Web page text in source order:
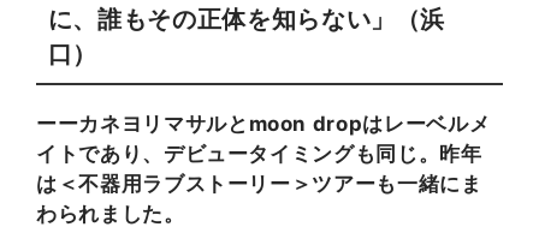
に、誰もその正体を知らない」（浜
口）
カネヨリマサルとmoon dropはレーベルメ
イトであり、デビュータイミングも同じ。昨年
は＜不器用ラブストーリー＞ツアーも一緒にま
わられました。